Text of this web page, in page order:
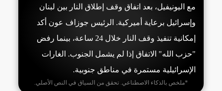
مع اليونيفيل، بعد اتفاق وقف إطلاق النار بين لبنان
وإسرائيل برعاية أميركية. الرئيس جوزاف عون أكد
إمكانية تنفيذ وقف النار خلال 24 ساعة، بينما رفض
"حزب الله" الاتفاق إذا لم يشمل الجنوب. الغارات
الإسرائيلية مستمرة في مناطق جنوبية.
*ملخص بالذكاء الاصطناعي. تحقق من السياق في النص الأصلي.